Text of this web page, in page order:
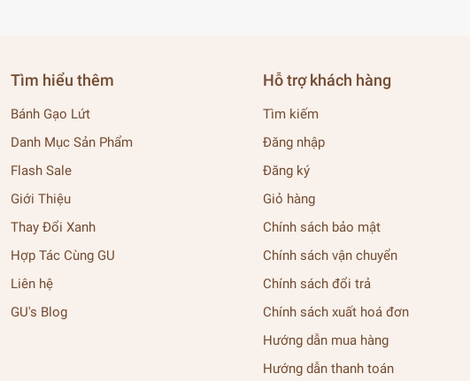
Tìm hiểu thêm
Bánh Gạo Lứt
Danh Mục Sản Phẩm
Flash Sale
Giới Thiệu
Thay Đổi Xanh
Hợp Tác Cùng GU
Liên hệ
GU's Blog
Hỗ trợ khách hàng
Tìm kiếm
Đăng nhập
Đăng ký
Giỏ hàng
Chính sách bảo mật
Chính sách vận chuyển
Chính sách đổi trả
Chính sách xuất hoá đơn
Hướng dẫn mua hàng
Hướng dẫn thanh toán